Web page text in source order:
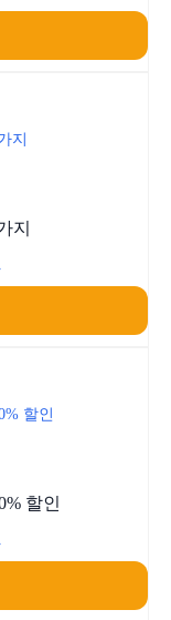
지
할인